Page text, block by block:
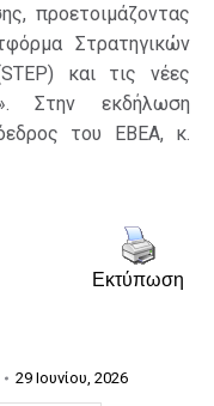
προετοιμάζοντας
Στρατηγικών
και τις νέες
Στην εκδήλωση
του ΕΒΕΑ, κ.
Εκτύπωση
29 Ιουνίου, 2026